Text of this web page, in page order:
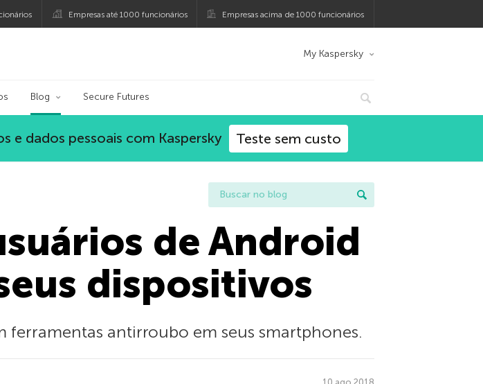
Empresas até 1000 funcionários Empresas acima de 1000 funcionários
My Kaspersky
Blog Secure Futures
e dados pessoais com Kaspersky Teste sem custo
de Android
dispositivos
ferramentas antirroubo em seus smartphones.
10 ago 2018